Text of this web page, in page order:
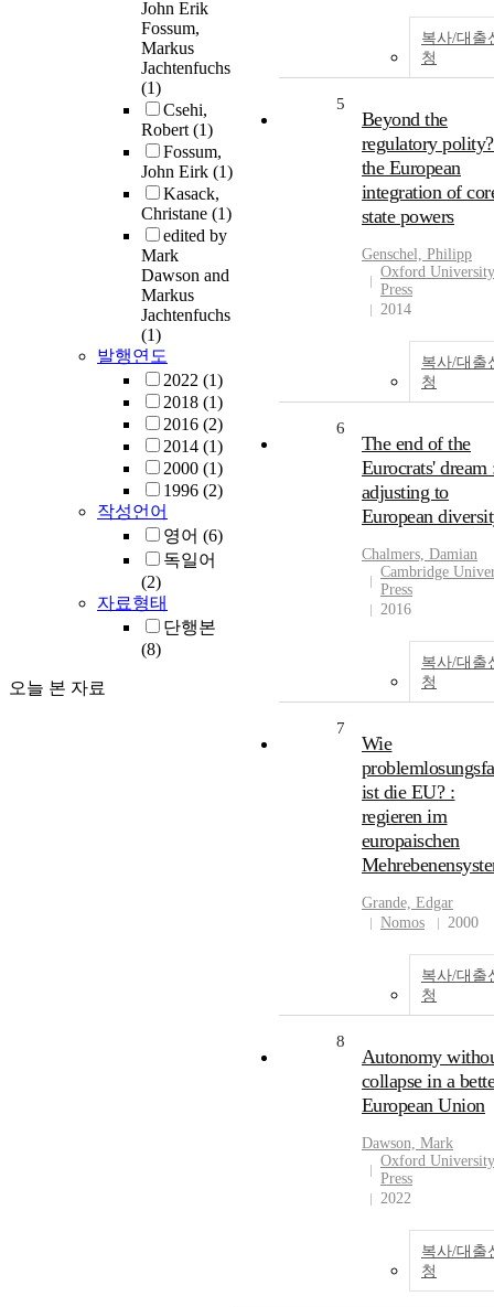
John Erik
Fossum,
Markus
Jachtenfuchs
(1)
Csehi,
Robert(1)
Fossum,
John Eirk (1)
Kasack,
Christane (1)
edited by
Mark
Dawson and
Markus
Jachtenfuchs
(1)
발행연도
2022 (1)
2018 (1)
2016 (2)
2014 (1)
2000 (1)
1996 (2)
작성언어
영어 (6)
독일어
(2)
자료형태
단행본
(8)
오늘 본 자료
복사/대출
청
5
Beyond the
regulatory
the European
integration of
state powers
Genschel, Philipp
Oxford University
Press
2014
복사/대출
청
6
The end of the
Eurocrats' dream
adjusting to
European
Chalmers, Damian
Cambridge
Press
2016
복사/대출
청
7
Wie
ist die EU? :
regieren im
europaischen
Grande, Edgar
Nomos
2000
복사/대출
청
8
Autonomy
collapse in a
European Union
Dawson, Mark
Oxford University
Press
2022
복사/대출
청